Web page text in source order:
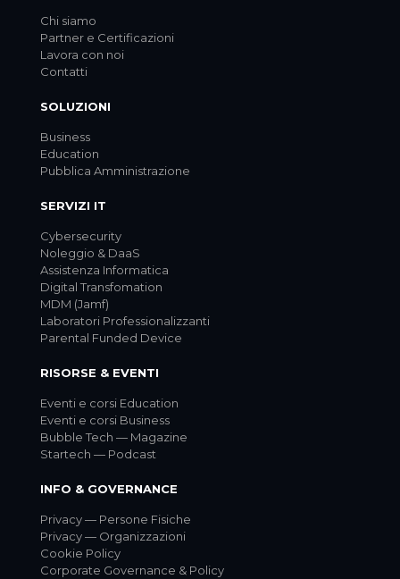
Chi siamo
Partner e Certificazioni
Lavora con noi
Contatti
SOLUZIONI
Business
Education
Pubblica Amministrazione
SERVIZI IT
Cybersecurity
Noleggio & DaaS
Assistenza Informatica
Digital Transfomation
MDM (Jamf)
Laboratori Professionalizzanti
Parental Funded Device
RISORSE & EVENTI
Eventi e corsi Education
Eventi e corsi Business
Bubble Tech — Magazine
Startech — Podcast
INFO & GOVERNANCE
Privacy — Persone Fisiche
Privacy — Organizzazioni
Cookie Policy
Corporate Governance & Policy